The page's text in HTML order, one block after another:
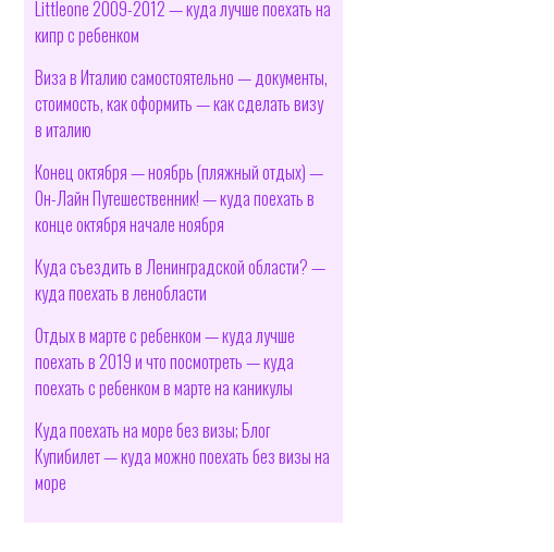
Littleone 2009-2012 — куда лучше поехать на
кипр с ребенком
Виза в Италию самостоятельно — документы,
стоимость, как оформить — как сделать визу
в италию
Конец октября — ноябрь (пляжный отдых) —
Он-Лайн Путешественник! — куда поехать в
конце октября начале ноября
Куда съездить в Ленинградской области? —
куда поехать в ленобласти
Отдых в марте с ребенком — куда лучше
поехать в 2019 и что посмотреть — куда
поехать с ребенком в марте на каникулы
Куда поехать на море без визы; Блог
Купибилет — куда можно поехать без визы на
море